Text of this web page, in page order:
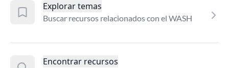
Explorar temas
Buscar recursos relacionados con el WASH
Encontrar recursos